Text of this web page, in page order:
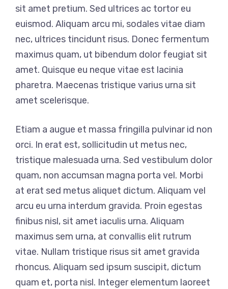
sit amet pretium. Sed ultrices ac tortor eu
euismod. Aliquam arcu mi, sodales vitae diam
nec, ultrices tincidunt risus. Donec fermentum
maximus quam, ut bibendum dolor feugiat sit
amet. Quisque eu neque vitae est lacinia
pharetra. Maecenas tristique varius urna sit
amet scelerisque.
Etiam a augue et massa fringilla pulvinar id non
orci. In erat est, sollicitudin ut metus nec,
tristique malesuada urna. Sed vestibulum dolor
quam, non accumsan magna porta vel. Morbi
at erat sed metus aliquet dictum. Aliquam vel
arcu eu urna interdum gravida. Proin egestas
finibus nisl, sit amet iaculis urna. Aliquam
maximus sem urna, at convallis elit rutrum
vitae. Nullam tristique risus sit amet gravida
rhoncus. Aliquam sed ipsum suscipit, dictum
quam et, porta nisl. Integer elementum laoreet